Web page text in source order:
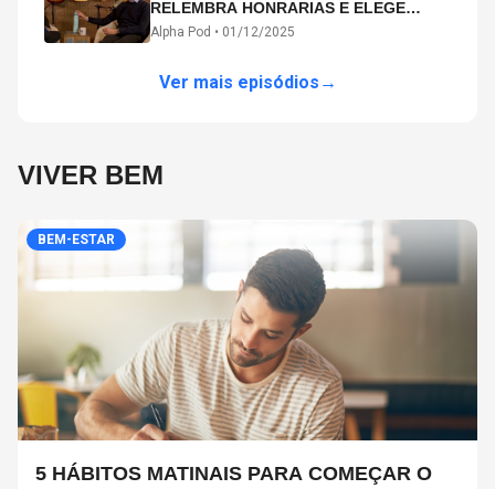
RELEMBRA HONRARIAS E ELEGE
MICHAEL PHELPS O MAIOR ATLETA DA
Alpha Pod • 01/12/2025
Ver mais episódios →
VIVER BEM
BEM-ESTAR
5 HÁBITOS MATINAIS PARA COMEÇAR O